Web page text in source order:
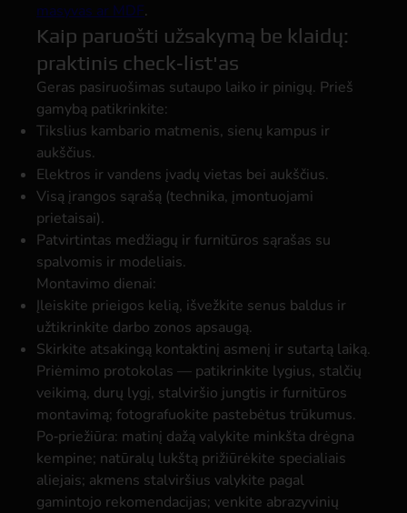
masyvas ar MDF.
Kaip paruošti užsakymą be klaidų:
praktinis check‑list'as
Geras pasiruošimas sutaupo laiko ir pinigų. Prieš
gamybą patikrinkite:
Tikslius kambario matmenis, sienų kampus ir
aukščius.
Elektros ir vandens įvadų vietas bei aukščius.
Visą įrangos sąrašą (technika, įmontuojami
prietaisai).
Patvirtintas medžiagų ir furnitūros sąrašas su
spalvomis ir modeliais.
Montavimo dienai:
Įleiskite prieigos kelią, išvežkite senus baldus ir
užtikrinkite darbo zonos apsaugą.
Skirkite atsakingą kontaktinį asmenį ir sutartą laiką.
Priėmimo protokolas — patikrinkite lygius, stalčių
veikimą, durų lygį, stalviršio jungtis ir furnitūros
montavimą; fotografuokite pastebėtus trūkumus.
Po‑priežiūra: matinį dažą valykite minkšta drėgna
kempine; natūralų lukštą prižiūrėkite specialiais
aliejais; akmens stalviršius valykite pagal
gamintojo rekomendacijas; venkite abrazyvinių